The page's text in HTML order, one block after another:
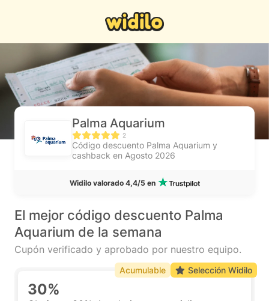
Palma Aquarium
2
Código descuento Palma Aquarium y
cashback en Agosto 2026
Widilo valorado 4,4/5 en
El mejor código descuento Palma
Aquarium de la semana
Cupón verificado y aprobado por nuestro equipo.
30%
Acumulable Selección Widilo